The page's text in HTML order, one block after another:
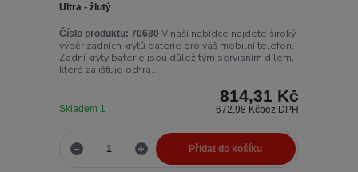
Ultra - žlutý
Číslo produktu: 70680 V naší nabídce najdete široký
výběr zadních krytů baterie pro váš mobilní telefon.
Zadní kryty baterie jsou důležitým servisním dílem,
které zajišťuje ochra...
814,31 Kč
672,98 Kčbez DPH
Skladem 1
Přidat do košíku